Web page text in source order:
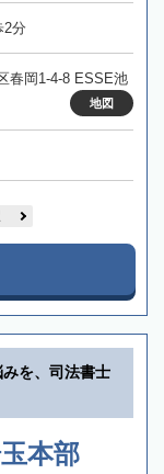
2分
春岡1-4-8 ESSE池
地図
みを、司法書士
本部